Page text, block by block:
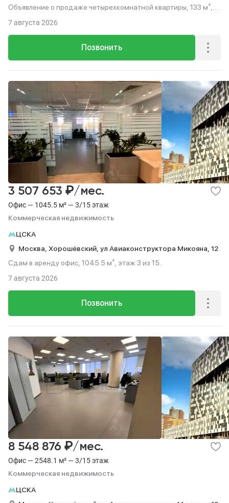
Объявление о продаже четырехкомнатной квартиры, 133 м²,
Позвонить
7 августа 2026
Офис — 1045.5 м² — 3/15 этаж
Коммерческая недвижимость
3 507 653 ₽/мес.
ЦСКА
Москва, Хорошёвский, ул Авиаконструктора Микояна, 12
Сдам в аренду офис, 1045.5 м², этаж 3 из 15.
Позвонить
7 августа 2026
Офис — 2548.1 м² — 3/15 этаж
Коммерческая недвижимость
8 548 876 ₽/мес.
ЦСКА